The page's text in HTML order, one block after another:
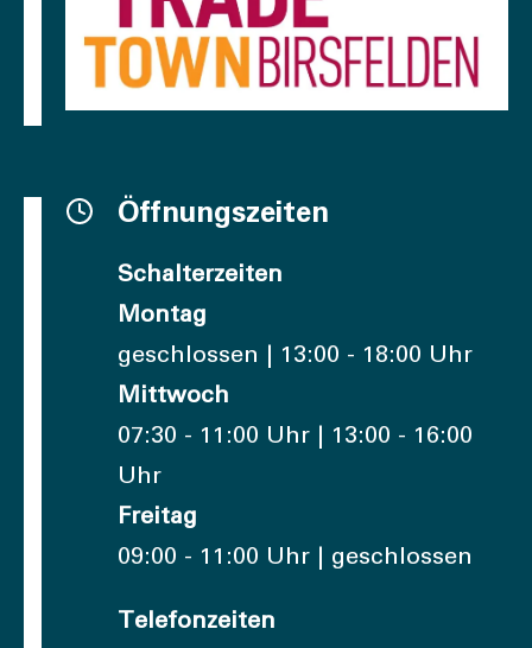
Öffnungszeiten
Schalterzeiten
Montag
geschlossen | 13:00 - 18:00 Uhr
Mittwoch
07:30 - 11:00 Uhr | 13:00 - 16:00
Uhr
Freitag
09:00 - 11:00 Uhr | geschlossen
Telefonzeiten